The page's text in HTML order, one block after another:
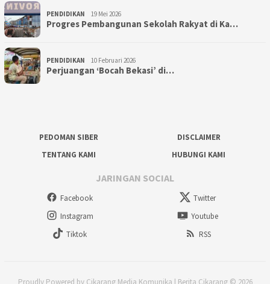
PENDIDIKAN 19 Mei 2026
Progres Pembangunan Sekolah Rakyat di Ka…
PENDIDIKAN 10 Februari 2026
Perjuangan ‘Bocah Bekasi’ di…
PEDOMAN SIBER
DISCLAIMER
TENTANG KAMI
HUBUNGI KAMI
JARINGAN SOCIAL
Facebook
Twitter
Instagram
Youtube
Tiktok
RSS